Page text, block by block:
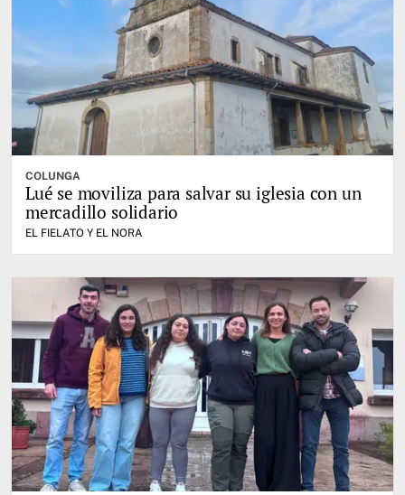
COLUNGA
Lué se moviliza para salvar su iglesia con un
mercadillo solidario
EL FIELATO Y EL NORA